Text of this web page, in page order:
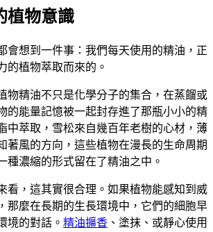
植物意識
會想到一件事：我們每天使用的精油，正
的植物萃取而來的。
物精油不只是化學分子的集合，在蒸餾或
的能量記憶被一起封存進了那瓶小小的精
中萃取，雪松來自幾百年老樹的心材，薄
著風的方向，這些植物在漫長的生命周期
種濃縮的形式留在了精油之中。
看，這其實很合理。如果植物能感知到威
那麼在長期的生長環境中，它們的細胞早
境的對話。 精油擴香 、塗抹、或靜心使用